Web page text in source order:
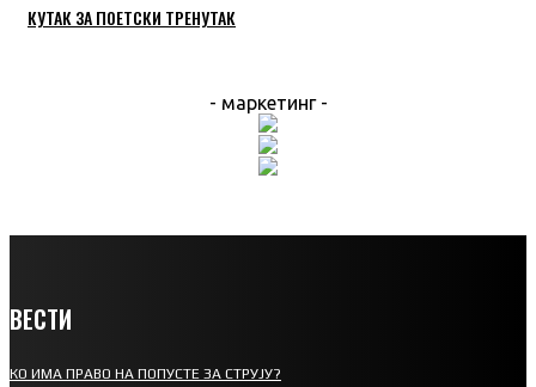
КУТАК ЗА ПОЕТСКИ ТРЕНУТАК
- маркетинг -
ВЕСТИ
КО ИМА ПРАВО НА ПОПУСТЕ ЗА СТРУЈУ?